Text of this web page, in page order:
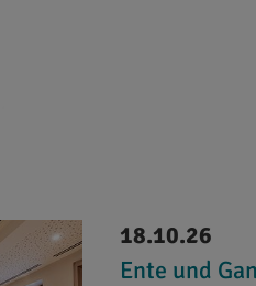
18.10.26
Ente und